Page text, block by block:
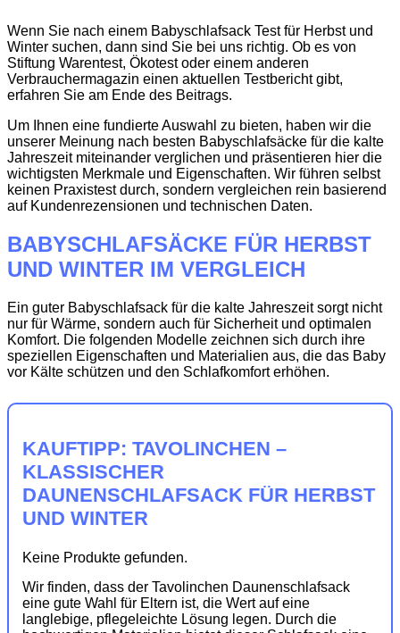
Wenn Sie nach einem Babyschlafsack Test für Herbst und
Winter suchen, dann sind Sie bei uns richtig. Ob es von
Stiftung Warentest, Ökotest oder einem anderen
Verbrauchermagazin einen aktuellen Testbericht gibt,
erfahren Sie am Ende des Beitrags.
Um Ihnen eine fundierte Auswahl zu bieten, haben wir die
unserer Meinung nach besten Babyschlafsäcke für die kalte
Jahreszeit miteinander verglichen und präsentieren hier die
wichtigsten Merkmale und Eigenschaften. Wir führen selbst
keinen Praxistest durch, sondern vergleichen rein basierend
auf Kundenrezensionen und technischen Daten.
BABYSCHLAFSÄCKE FÜR HERBST
UND WINTER IM VERGLEICH
Ein guter Babyschlafsack für die kalte Jahreszeit sorgt nicht
nur für Wärme, sondern auch für Sicherheit und optimalen
Komfort. Die folgenden Modelle zeichnen sich durch ihre
speziellen Eigenschaften und Materialien aus, die das Baby
vor Kälte schützen und den Schlafkomfort erhöhen.
KAUFTIPP: TAVOLINCHEN –
KLASSISCHER
DAUNENSCHLAFSACK FÜR HERBST
UND WINTER
Keine Produkte gefunden.
Wir finden, dass der Tavolinchen Daunenschlafsack
eine gute Wahl für Eltern ist, die Wert auf eine
langlebige, pflegeleichte Lösung legen. Durch die